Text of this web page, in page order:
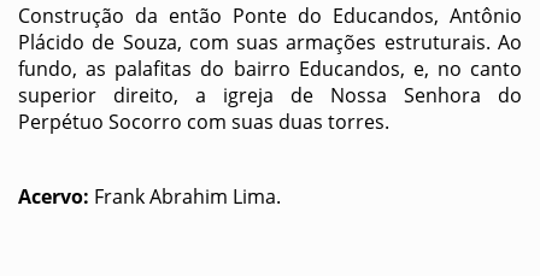
Construção da então Ponte do Educandos, Antônio
Plácido de Souza, com suas armações estruturais. Ao
fundo, as palafitas do bairro Educandos, e, no canto
superior direito, a igreja de Nossa Senhora do
Perpétuo Socorro com suas duas torres.
Acervo: Frank Abrahim Lima.